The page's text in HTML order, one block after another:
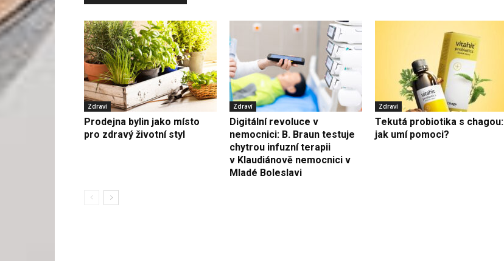
Zdraví
Prodejna bylin jako místo
pro zdravý životní styl
Zdraví
Digitální revoluce v
nemocnici: B. Braun testuje
chytrou infuzní terapii
v Klaudiánově nemocnici v
Mladé Boleslavi
Zdraví
Tekutá probiotika s chagou:
jak umí pomoci?